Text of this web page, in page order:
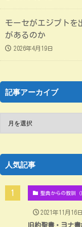
モーセがエジプトを
があるのか
2026年4月19日
記事アーカイブ
人気記事
聖典からの教訓（
2021年11月16日
旧約聖書・ヨナ